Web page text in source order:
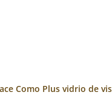
Como Plus vidrio de